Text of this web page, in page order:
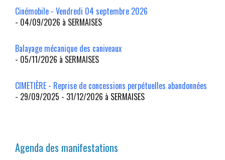
Cinémobile - Vendredi 04 septembre 2026
- 04/09/2026 à SERMAISES
Balayage mécanique des caniveaux
- 05/11/2026 à SERMAISES
CIMETIÈRE - Reprise de concessions perpétuelles abandonnées
- 29/09/2025 - 31/12/2026 à SERMAISES
Agenda des manifestations